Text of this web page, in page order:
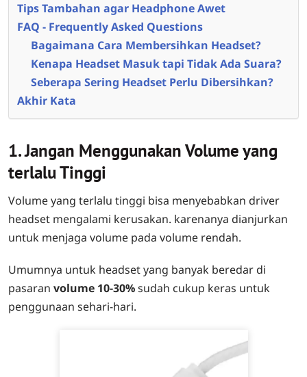
Tips Tambahan agar Headphone Awet
FAQ - Frequently Asked Questions
Bagaimana Cara Membersihkan Headset?
Kenapa Headset Masuk tapi Tidak Ada Suara?
Seberapa Sering Headset Perlu Dibersihkan?
Akhir Kata
1. Jangan Menggunakan Volume yang
terlalu Tinggi
Volume yang terlalu tinggi bisa menyebabkan driver
headset mengalami kerusakan. karenanya dianjurkan
untuk menjaga volume pada volume rendah.
Umumnya untuk headset yang banyak beredar di
pasaran volume 10-30%sudah cukup keras untuk
penggunaan sehari-hari.